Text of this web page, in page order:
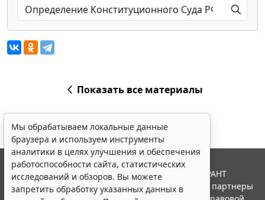
Показать все материалы
Мы обрабатываем локальные данные
браузера и используем инструменты
аналитики в целях улучшения и обеспечения
работоспособности сайта, статистических
исследований и обзоров. Вы можете
запретить обработку указанных данных в
© ООО "НПП "ГАРАНТ-СЕРВИС", 2026. Система ГАРАНТ
выпускается с 1990 года. Компания "Гарант" и ее партнеры